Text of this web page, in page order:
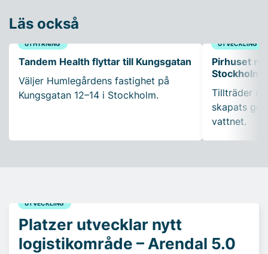
Läs också
UTHYRNING
Tandem Health flyttar till Kungsgatan
Väljer Humlegårdens fastighet på
Kungsgatan 12–14 i Stockholm.
UTVECKLING
Pirhuset
Tillträder
skapats
vattnet.
UTVECKLING
Platzer utvecklar nytt
logistikområde – Arendal 5.0